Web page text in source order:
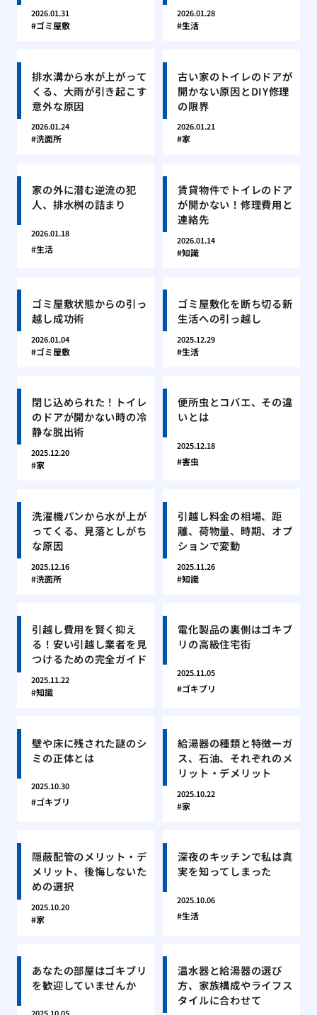
2026.01.31
ゴミ屋敷
2026.01.28
生活
排水溝から水が上がって
くる、大雨が引き起こす
意外な原因
2026.01.24
洗面所
古い家のトイレのドアが
開かない原因とDIY修理
の限界
2026.01.21
家
家の外に潜む逆流の犯
人、排水桝の詰まり
2026.01.18
生活
賃貸物件でトイレのドア
が開かない！修理費用と
連絡先
2026.01.14
知識
ゴミ屋敷状態からの引っ
越し成功術
2026.01.04
ゴミ屋敷
ゴミ屋敷化を断ち切る新
生活への引っ越し
2025.12.29
生活
閉じ込められた！トイレ
のドアが開かない時の冷
静な脱出術
2025.12.20
家
便所虫とコバエ、その違
いとは
2025.12.18
害虫
洗濯機パンから水が上が
ってくる、見落としがち
な原因
2025.12.16
洗面所
引越し料金の相場、距
離、荷物量、時期、オプ
ションで変動
2025.11.26
知識
引越し費用を賢く抑え
る！安い引越し業者を見
つけるための完全ガイド
2025.11.22
知識
電化製品の裏側はゴキブ
リの高級住宅街
2025.11.05
ゴキブリ
壁や床に残された謎のシ
ミの正体とは
2025.10.30
ゴキブリ
給湯器の種類と特徴ーガ
ス、石油、それぞれのメ
リット・デメリット
2025.10.22
家
隠蔽配管のメリット・デ
メリット、後悔しないた
めの選択
2025.10.20
家
深夜のキッチンで私は真
実を知ってしまった
2025.10.06
生活
あなたの部屋はゴキブリ
を歓迎していませんか
温水器と給湯器の選び
方、家族構成やライフス
タイルに合わせて